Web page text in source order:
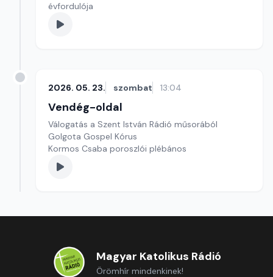
évfordulója
2026. 05. 23. szombat 13:04
Vendég-oldal
Válogatás a Szent István Rádió műsorából
Golgota Gospel Kórus
Kormos Csaba poroszlói plébános
Magyar Katolikus Rádió
Örömhír mindenkinek!